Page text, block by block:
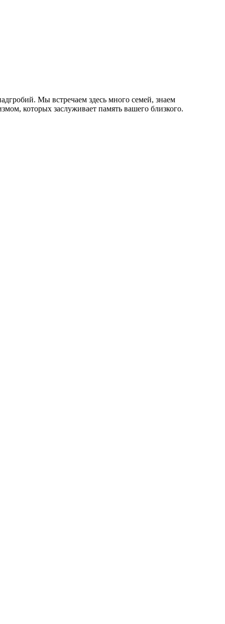
Мы встречаем здесь много семей, знаем
которых заслуживает память вашего близкого.